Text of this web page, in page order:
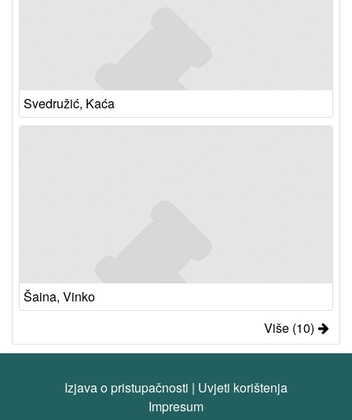
Svedružić, Kaća
Šaina, Vinko
Više (10)
Izjava o pristupačnosti | Uvjeti korištenja
Impresum